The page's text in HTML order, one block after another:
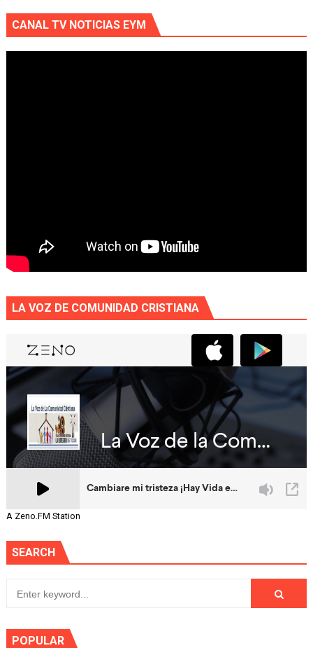
CANAL TV NOTICIAS EYM
LA VOZ DE COMUNIDAD CRISTIANA
A Zeno.FM Station
SEARCH
POPULAR